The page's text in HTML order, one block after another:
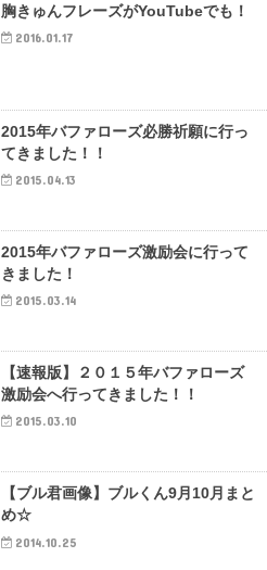
胸きゅんフレーズがYouTubeでも！
2016.01.17
2015年バファローズ必勝祈願に行っ
てきました！！
2015.04.13
2015年バファローズ激励会に行って
きました！
2015.03.14
【速報版】２０１５年バファローズ
激励会へ行ってきました！！
2015.03.10
【ブル君画像】ブルくん9月10月まと
め☆
2014.10.25